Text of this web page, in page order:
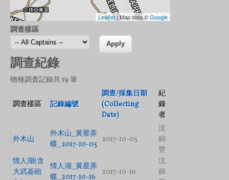
Leaflet| Map data ©Google
調查樣區
調查紀錄
物種調查記錄共 19 筆
調查樣區 記錄編號
調查/採集日期
(Collecting
Date)
紀
錄
者
外木山
外木山_黃星弄
蝶_2017-10-05
2017-10-05
沈
錦
豐
情人湖(含
大武崙砲
情人湖_黃星弄
蝶_2017-10-16
2017-10-16
沈
錦